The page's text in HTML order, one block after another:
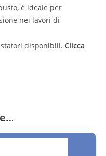
è ideale per
nei lavori di
statori disponibili.Clicca